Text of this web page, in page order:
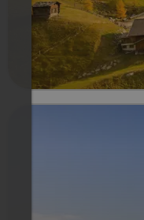
6 Nächte ab445 €